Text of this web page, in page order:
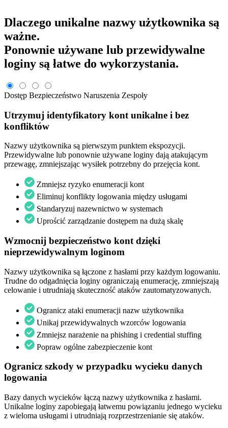
Dlaczego unikalne nazwy użytkownika są
ważne.
Ponownie używane lub przewidywalne
loginy są łatwe do wykorzystania.
Dostęp Bezpieczeństwo Naruszenia Zespoły
Utrzymuj identyfikatory kont unikalne i bez
konfliktów
Nazwy użytkownika są pierwszym punktem ekspozycji.
Przewidywalne lub ponownie używane loginy dają atakującym
przewagę, zmniejszając wysiłek potrzebny do przejęcia kont.
Zmniejsz ryzyko enumeracji kont
Eliminuj konflikty logowania między usługami
Standaryzuj nazewnictwo w systemach
Uprościć zarządzanie dostępem na dużą skalę
Wzmocnij bezpieczeństwo kont dzięki
nieprzewidywalnym loginom
Nazwy użytkownika są łączone z hasłami przy każdym logowaniu.
Trudne do odgadnięcia loginy ograniczają enumerację, zmniejszają
celowanie i utrudniają skuteczność ataków zautomatyzowanych.
Ogranicz ataki enumeracji nazw użytkownika
Unikaj przewidywalnych wzorców logowania
Zmniejsz narażenie na phishing i credential stuffing
Popraw ogólne zabezpieczenie kont
Ogranicz szkody w przypadku wycieku danych
logowania
Bazy danych wycieków łączą nazwy użytkownika z hasłami.
Unikalne loginy zapobiegają łatwemu powiązaniu jednego wycieku
z wieloma usługami i utrudniają rozprzestrzenianie się ataków.